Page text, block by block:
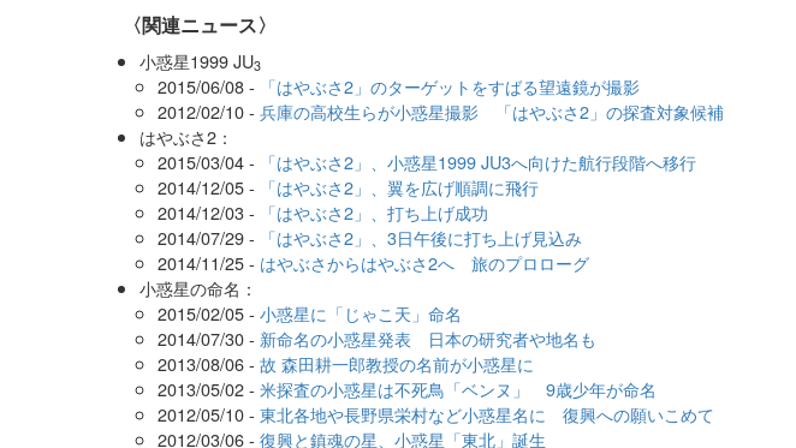
〈関連ニュース〉
小惑星1999 JU3
2015/06/08 -
「はやぶさ2」のターゲットをすばる望遠鏡が撮影
2012/02/10 - 兵庫の高校生らが小惑星撮影 「はやぶさ2」の探査対象候補
はやぶさ2：
2015/03/04 -
「はやぶさ2」、小惑星1999 JU3へ向けた航行段階へ移行
2014/12/05 -
「はやぶさ2」、翼を広げ順調に飛行
2014/12/03 -
「はやぶさ2」、打ち上げ成功
2014/07/29 -
「はやぶさ2」、3日午後に打ち上げ見込み
2014/11/25 - はやぶさからはやぶさ2へ 旅のプロローグ
小惑星の命名：
2015/02/05 - 小惑星に「じゃこ天」命名
2014/07/30 - 新命名の小惑星発表 日本の研究者や地名も
2013/08/06 - 故 森田耕一郎教授の名前が小惑星に
2013/05/02 - 米探査の小惑星は不死鳥「ベンヌ」 9歳少年が命名
2012/05/10 - 東北各地や長野県栄村など小惑星名に 復興への願いこめて
2012/03/06 - 復興と鎮魂の星、小惑星「東北」誕生